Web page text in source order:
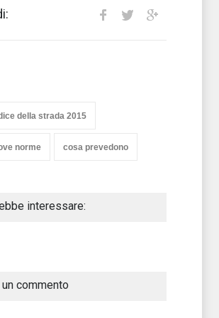
della strada 2015
norme cosa prevedono
interessare:
commento